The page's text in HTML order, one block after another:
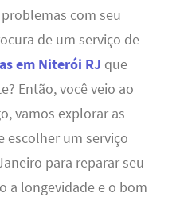
com seu
de um serviço de
em Niterói RJ que
Então, você veio ao
vamos explorar as
escolher um serviço
para reparar seu
a longevidade e o bom